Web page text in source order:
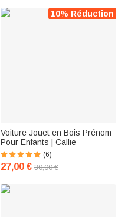
10% Réduction
Voiture Jouet en Bois Prénom
Pour Enfants | Callie
(6)
27,00 € 30,00 €